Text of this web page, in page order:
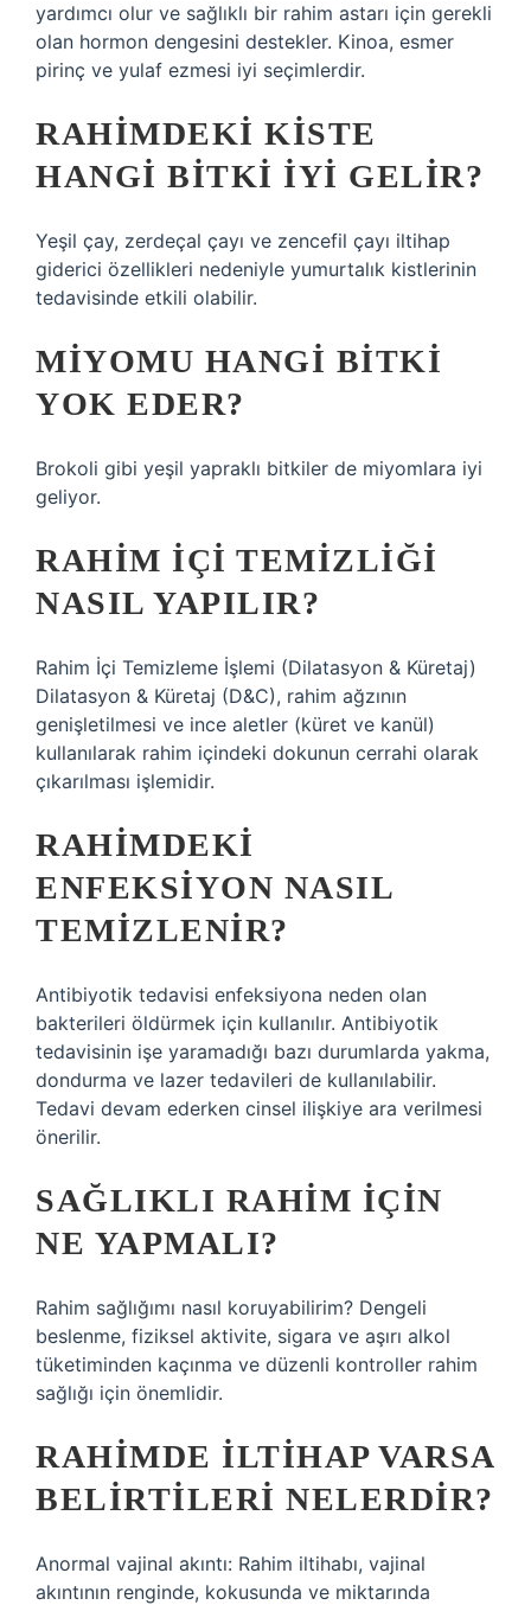
yardımcı olur ve sağlıklı bir rahim astarı için gerekli
olan hormon dengesini destekler. Kinoa, esmer
pirinç ve yulaf ezmesi iyi seçimlerdir.
RAHIMDEKI KISTE
HANGI BITKI IYI GELIR?
Yeşil çay, zerdeçal çayı ve zencefil çayı iltihap
giderici özellikleri nedeniyle yumurtalık kistlerinin
tedavisinde etkili olabilir.
MIYOMU HANGI BITKI
YOK EDER?
Brokoli gibi yeşil yapraklı bitkiler de miyomlara iyi
geliyor.
RAHIM IÇI TEMIZLIĞI
NASIL YAPILIR?
Rahim İçi Temizleme İşlemi (Dilatasyon & Küretaj)
Dilatasyon & Küretaj (D&C), rahim ağzının
genişletilmesi ve ince aletler (küret ve kanül)
kullanılarak rahim içindeki dokunun cerrahi olarak
çıkarılması işlemidir.
RAHIMDEKI
ENFEKSIYON NASIL
TEMIZLENIR?
Antibiyotik tedavisi enfeksiyona neden olan
bakterileri öldürmek için kullanılır. Antibiyotik
tedavisinin işe yaramadığı bazı durumlarda yakma,
dondurma ve lazer tedavileri de kullanılabilir.
Tedavi devam ederken cinsel ilişkiye ara verilmesi
önerilir.
SAĞLIKLI RAHIM IÇIN
NE YAPMALI?
Rahim sağlığımı nasıl koruyabilirim? Dengeli
beslenme, fiziksel aktivite, sigara ve aşırı alkol
tüketiminden kaçınma ve düzenli kontroller rahim
sağlığı için önemlidir.
RAHIMDE ILTIHAP VARSA
BELIRTILERI NELERDIR?
Anormal vajinal akıntı: Rahim iltihabı, vajinal
akıntının renginde, kokusunda ve miktarında